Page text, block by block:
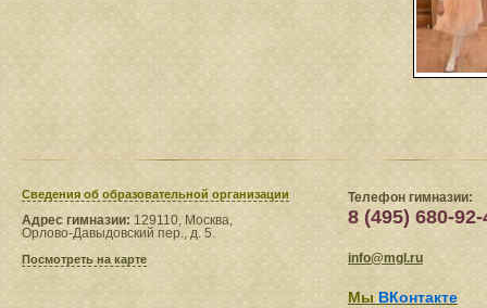
Сведения​ об образовательной организации
Адрес гимназии: 129110, Москва,
Орлово-Давыдовский пер., д. 5.
Посмотреть на карте
Телефон гимназии:
8 (495) 680-92-
info@mgl.ru
Мы ВКонтакте